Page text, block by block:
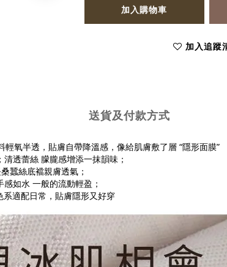
加入購物車
加入追蹤
送貨及付款方式
氧半透，貼膚自帶降溫感，像給肌膚敷了層 “隱形面膜”
透蕾絲 朦朧感增添一抹韻味；
蠶絲底襠親膚透氣；
感如水 一般的流動輕盈；
系適配日常，貼膚隱形又好穿